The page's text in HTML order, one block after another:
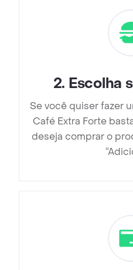
2. Escolha
Se você quiser fazer
Café Extra Forte
deseja comprar o